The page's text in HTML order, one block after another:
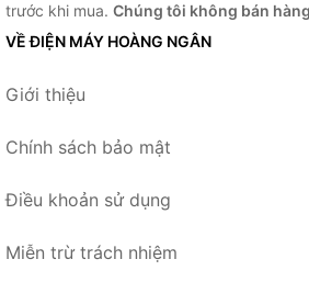
trước khi mua. Chúng tôi không bán
VỀ ĐIỆN MÁY HOÀNG NGÂN
Giới thiệu
Chính sách bảo mật
Điều khoản sử dụng
Miễn trừ trách nhiệm